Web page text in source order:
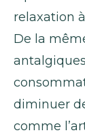
relaxation
De la
diminuer
comme